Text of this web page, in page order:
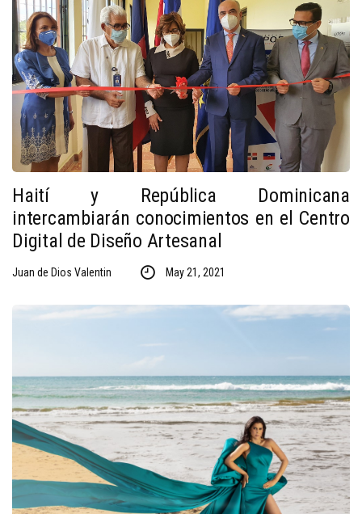
Haití y República Dominicana
intercambiarán conocimientos en el Centro
Digital de Diseño Artesanal
Juan de Dios Valentin May 21, 2021